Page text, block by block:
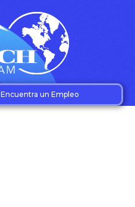
Encuentra un Empleo